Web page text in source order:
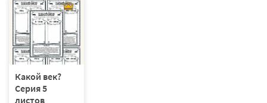
Какой век?
Серия 5
листов